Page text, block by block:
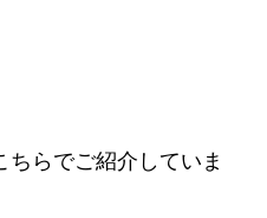
らでご紹介していま